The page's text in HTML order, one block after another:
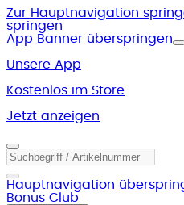
Zur Hauptnavigation
springen
App Banner überspringen
Unsere App
Kostenlos im Store
Jetzt anzeigen
Hauptnavigation
Bonus Club